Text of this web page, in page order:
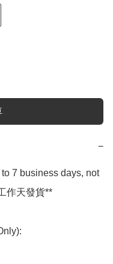
−
7 business days, not
作天發貨**